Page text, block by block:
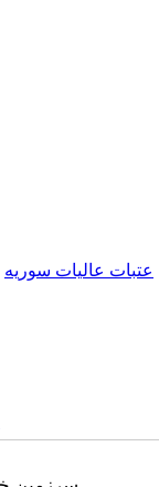
عتبات عاليات سوريه